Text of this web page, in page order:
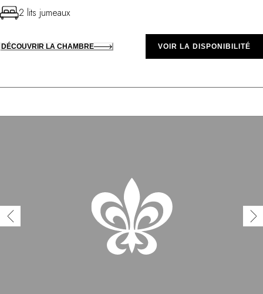
2 lits jumeaux
DÉCOUVRIR LA CHAMBRE VOIR LA DISPONIBILITÉ